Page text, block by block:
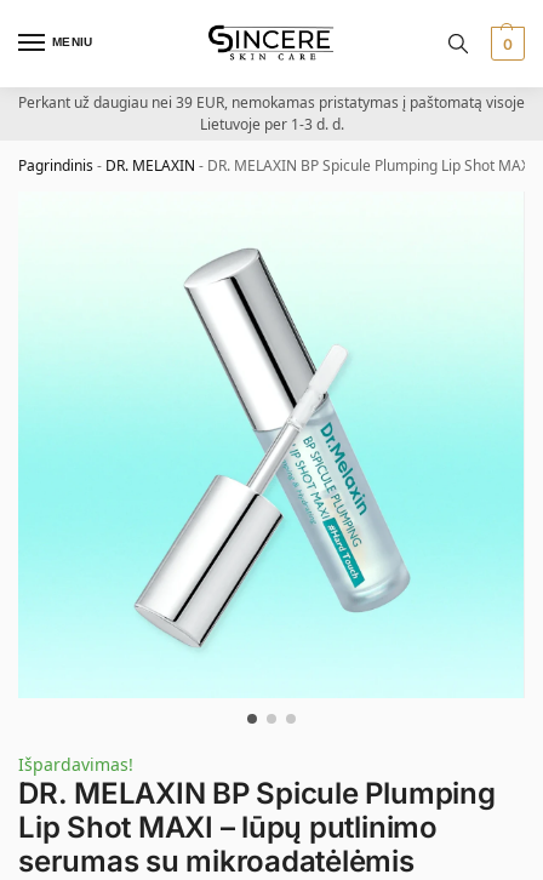
MENIU 0
Perkant už daugiau nei 39 EUR, nemokamas pristatymas į paštomatą visoje
Lietuvoje per 1-3 d. d.
Pagrindinis- DR. MELAXIN - DR. MELAXIN BP Spicule Plumping Lip Shot
Išpardavimas!
DR. MELAXIN BP Spicule Plumping
Lip Shot MAXI – lūpų putlinimo
serumas su mikroadatėlėmis